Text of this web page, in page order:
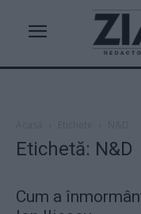
Etichetă: N&D
Cum a